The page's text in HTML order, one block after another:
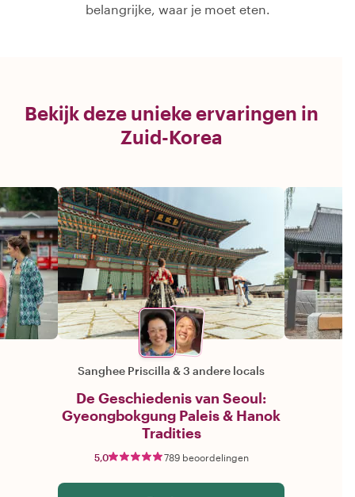
belangrijke, waar je moet eten.
Bekijk deze unieke ervaringen in
Zuid-Korea
Sanghee Priscilla &3 andere locals
De Geschiedenis van Seoul:
Gyeongbokgung Paleis & Hanok
Tradities
5,0 789 beoordelingen